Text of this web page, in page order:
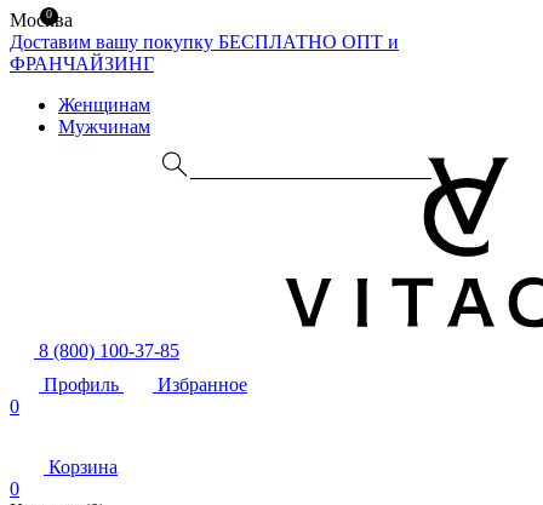
Москва
Доставим вашу покупку БЕСПЛАТНО ОПТ и
ФРАНЧАЙЗИНГ
Женщинам
Мужчинам
8 (800) 100-37-85
Профиль
Избранное
0
Корзина
0
0